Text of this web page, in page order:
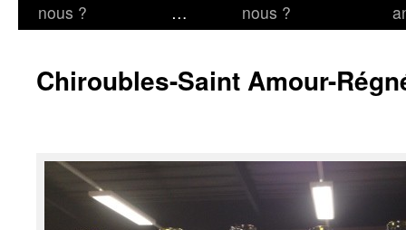
nous ?
…
nous ?
Chiroubles-Saint Amour-